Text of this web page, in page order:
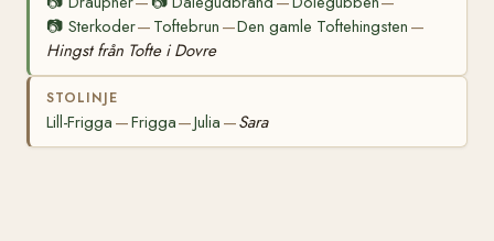
📷 Sterkoder— Toftebrun —Den gamle Toftehingsten —
Hingst från Tofte i Dovre
STOLINJE
Lill-Frigga —Frigga—Julia —Sara